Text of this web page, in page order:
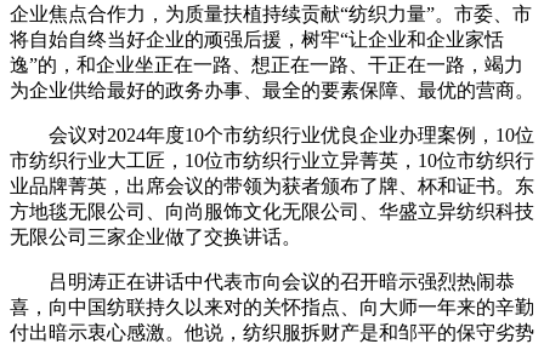
企业焦点合作力，为质量扶植持续贡献“纺织力量”。市委、市
将自始自终当好企业的顽强后援，树牢“让企业和企业家恬
逸”的，和企业坐正在一路、想正在一路、干正在一路，竭力
为企业供给最好的政务办事、最全的要素保障、最优的营商。
会议对2024年度10个市纺织行业优良企业办理案例，10位
市纺织行业大工匠，10位市纺织行业立异菁英，10位市纺织行
业品牌菁英，出席会议的带领为获者颁布了牌、杯和证书。东
方地毯无限公司、向尚服饰文化无限公司、华盛立异纺织科技
无限公司三家企业做了交换讲话。
吕明涛正在讲话中代表市向会议的召开暗示强烈热闹恭
喜，向中国纺联持久以来对的关怀指点、向大师一年来的辛勤
付出暗示衷心感激。他说，纺织服拆财产是和邹平的保守劣势